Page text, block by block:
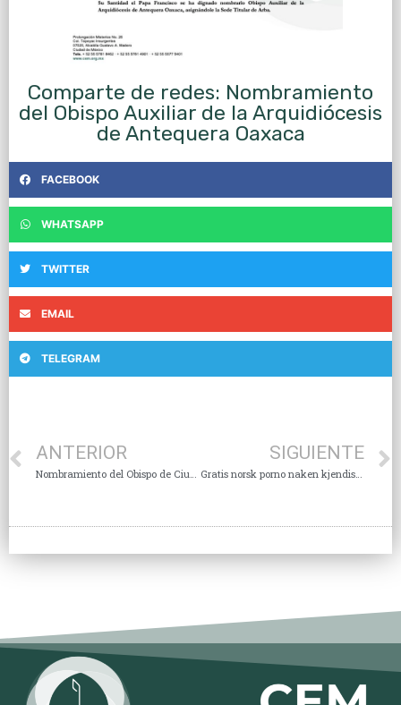
Comparte de redes: Nombramiento
del Obispo Auxiliar de la Arquidiócesis
de Antequera Oaxaca
FACEBOOK
WHATSAPP
TWITTER
EMAIL
TELEGRAM
ANTERIOR
Nombramiento del Obispo de Ciudad Guzmán y Aceptación de Renuncia
SIGUIENTE
Gratis norsk porno naken kjendiser – sms sextreff pattaya nuru massage